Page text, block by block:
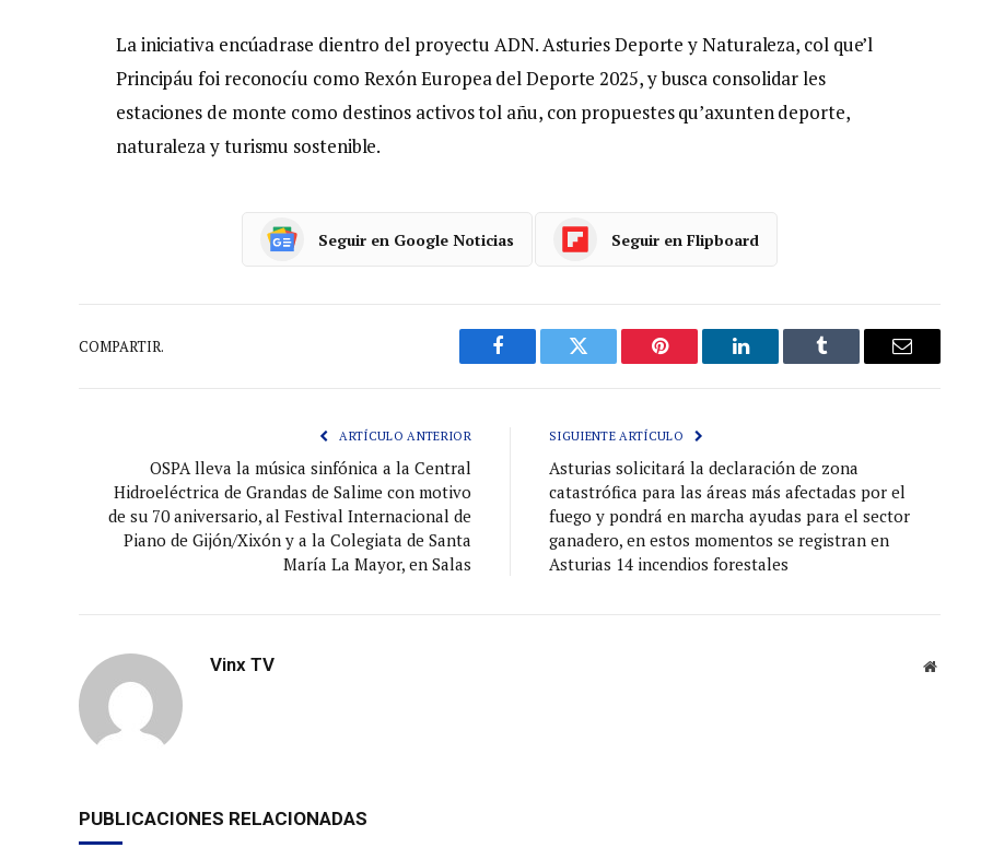
La iniciativa encúadrase dientro del proyectu ADN. Asturies Deporte y Naturaleza, col que’l
Principáu foi reconocíu como Rexón Europea del Deporte 2025, y busca consolidar les
estaciones de monte como destinos activos tol añu, con propuestes qu’axunten deporte,
naturaleza y turismu sostenible.
Seguir en Google Noticias Seguir en Flipboard
COMPARTIR.
Facebook Gorjeo Pinterest LinkedIn Tumblr
Correo
ARTÍCULO ANTERIOR
OSPA lleva la música sinfónica a la Central
Hidroeléctrica de Grandas de Salime con motivo
de su 70 aniversario, al Festival Internacional de
Piano de Gijón/Xixón y a la Colegiata de Santa
María La Mayor, en Salas
SIGUIENTE ARTÍCULO
Asturias solicitará la declaración de zona
catastrófica para las áreas más afectadas por el
fuego y pondrá en marcha ayudas para el sector
ganadero, en estos momentos se registran en
Asturias 14 incendios forestales
Vinx TV
Sitio
PUBLICACIONES RELACIONADAS